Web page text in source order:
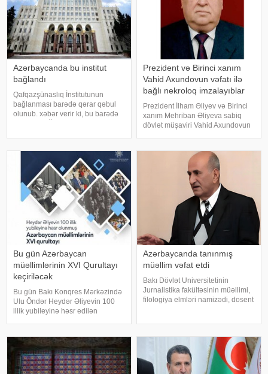
Azərbaycanda bu institut
bağlandı
Qafqazşünaslıq İnstitutunun
bağlanması barədə qərar qəbul
olunub. xəbər verir ki, bu barədə
olunub
Prezident və Birinci xanım
Vahid Axundovun vəfatı ilə
bağlı nekroloq imzalayıblar
Prezident İlham Əliyev və Birinci
xanım Mehriban Əliyeva sabiq
dövlət müşaviri Vahid Axundovun
"Azərbaycan ictimaiyyətinə ağır
itki üz vermişdir
Bu gün Azərbaycan
müəllimlərinin XVI Qurultayı
keçiriləcək
Bu gün Bakı Konqres Mərkəzində
Ulu Öndər Heydər Əliyevin 100
illik yubileyinə həsr edilən
istinadən xəbər verir ki, tədbirdə
elm və təhsil naziri Emin
Əmrullayev
Azərbaycanda tanınmış
müəllim vəfat etdi
Bakı Dövlət Universitetinin
Jurnalistika fakültəsinin müəllimi,
filologiya elmləri namizədi, dosent
ki, Mahmud Mahmudov 50 il